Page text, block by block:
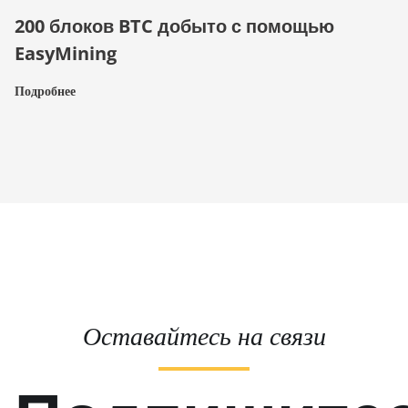
200 блоков BTC добыто с помощью
EasyMining
Подробнее
Оставайтесь на связи